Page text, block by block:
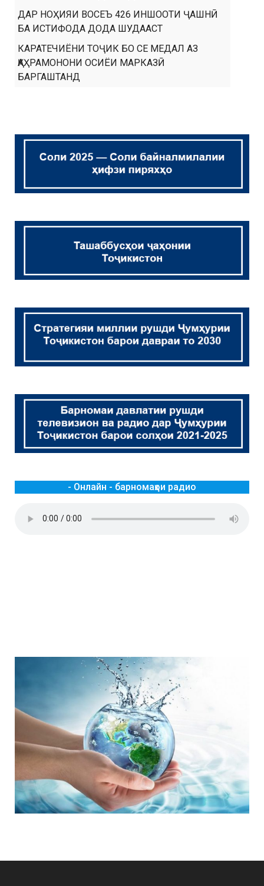
ДАР НОҲИЯИ ВОСЕЪ 426 ИНШООТИ ҶАШНӢ
БА ИСТИФОДА ДОДА ШУДААСТ
КАРАТЕЧИЁНИ ТОҶИК БО СЕ МЕДАЛ АЗ
ҚАҲРАМОНОНИ ОСИЁИ МАРКАЗӢ
БАРГАШТАНД
- Онлайн - барномаҳои радио